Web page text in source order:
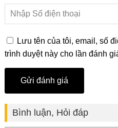
Lưu tên của tôi, email, số
trình duyệt này cho lần đánh
Bình luận, Hỏi đáp